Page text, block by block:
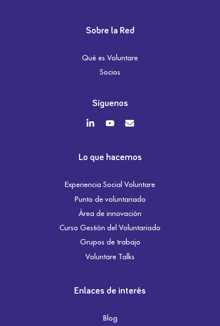
Sobre la Red
Qué es Voluntare
Socios
Síguenos
Lo que hacemos
Experiencia Social Voluntare
Punto de voluntariado
Área de innovación
Curso Gestión del Voluntariado
Grupos de trabajo
Voluntare Talks
Enlaces de interés
Blog